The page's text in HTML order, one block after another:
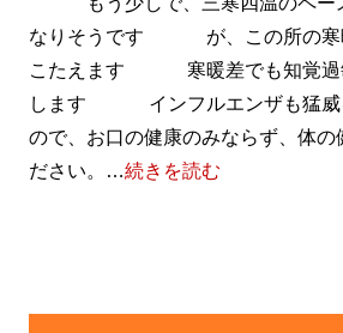
なりそうです が、この所の寒
こたえます 寒暖差でも知覚過
します インフルエンザも猛威
ので、お口の健康のみならず、体の
ださい。…続きを読む